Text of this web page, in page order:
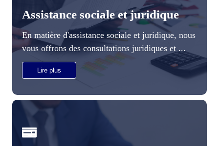
Assistance sociale et juridique
En matière d'assistance sociale et juridique, nous
vous offrons des consultations juridiques et ...
Lire plus